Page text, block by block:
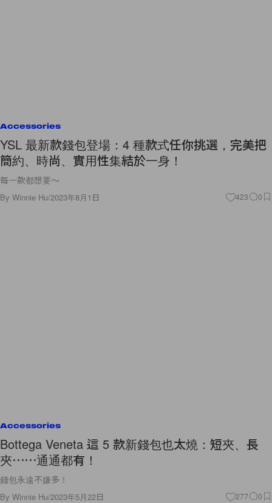
Accessories
YSL 最新款錢包登場：4 種款式任你挑選，完美把
簡約、時尚、實用性集結於一身！
每一款都想要～
By Winnie Hu/2023年8月1日 423 0
Accessories
Bottega Veneta 這 5 款新錢包也太燒：短夾、長
夾⋯⋯通通都有！
錢包永遠不嫌多！
By Winnie Hu/2023年5月22日 277 0